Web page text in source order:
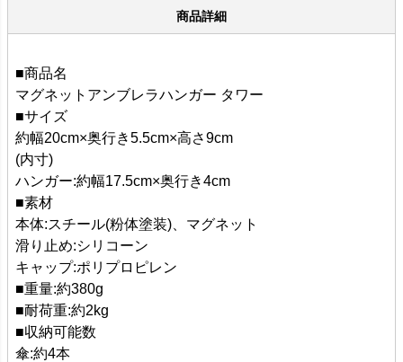
商品詳細
■商品名
マグネットアンブレラハンガー タワー
■サイズ
約幅20cm×奥行き5.5cm×高さ9cm
(内寸)
ハンガー:約幅17.5cm×奥行き4cm
■素材
本体:スチール(粉体塗装)、マグネット
滑り止め:シリコーン
キャップ:ポリプロピレン
■重量:約380g
■耐荷重:約2kg
■収納可能数
傘:約4本